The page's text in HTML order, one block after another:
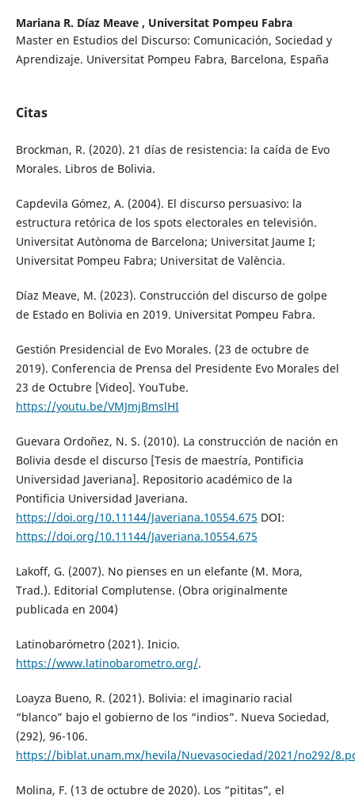
Mariana R. Díaz Meave , Universitat Pompeu Fabra
Master en Estudios del Discurso: Comunicación, Sociedad y
Aprendizaje. Universitat Pompeu Fabra, Barcelona, España
Citas
Brockman, R. (2020). 21 días de resistencia: la caída de Evo
Morales. Libros de Bolivia.
Capdevila Gómez, A. (2004). El discurso persuasivo: la
estructura retórica de los spots electorales en televisión.
Universitat Autònoma de Barcelona; Universitat Jaume I;
Universitat Pompeu Fabra; Universitat de València.
Díaz Meave, M. (2023). Construcción del discurso de golpe
de Estado en Bolivia en 2019. Universitat Pompeu Fabra.
Gestión Presidencial de Evo Morales. (23 de octubre de
2019). Conferencia de Prensa del Presidente Evo Morales del
23 de Octubre [Video]. YouTube.
https://youtu.be/VMJmjBmslHI
Guevara Ordoñez, N. S. (2010). La construcción de nación en
Bolivia desde el discurso [Tesis de maestría, Pontificia
Universidad Javeriana]. Repositorio académico de la
Pontificia Universidad Javeriana.
https://doi.org/10.11144/Javeriana.10554.675 DOI:
https://doi.org/10.11144/Javeriana.10554.675
Lakoff, G. (2007). No pienses en un elefante (M. Mora,
Trad.). Editorial Complutense. (Obra originalmente
publicada en 2004)
Latinobarómetro (2021). Inicio.
https://www.latinobarometro.org/.
Loayza Bueno, R. (2021). Bolivia: el imaginario racial
“blanco” bajo el gobierno de los “indios”. Nueva Sociedad,
(292), 96-106.
https://biblat.unam.mx/hevila/Nuevasociedad/2021/no292/
Molina, F. (13 de octubre de 2020). Los “pititas”, el